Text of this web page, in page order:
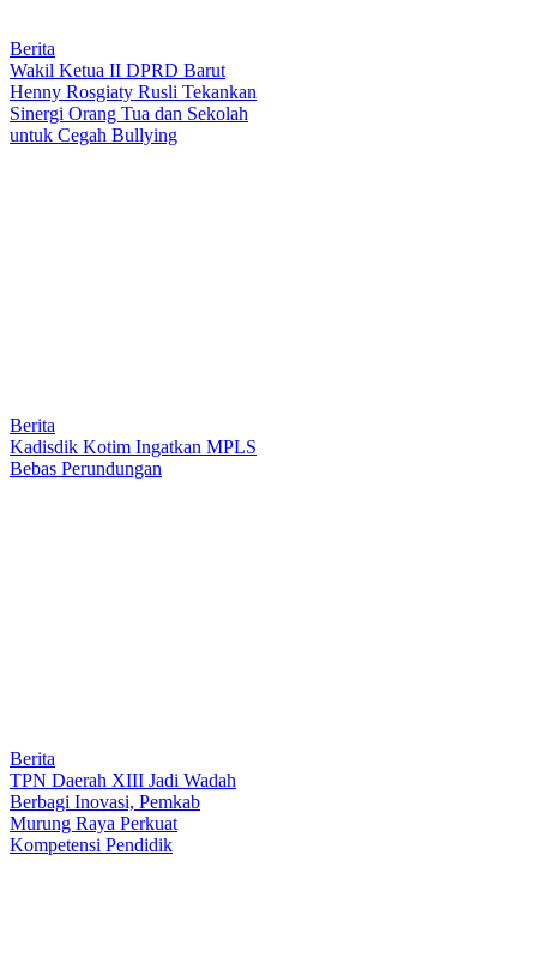
Berita
Wakil Ketua II DPRD Barut
Henny Rosgiaty Rusli Tekankan
Sinergi Orang Tua dan Sekolah
untuk Cegah Bullying
Berita
Kadisdik Kotim Ingatkan MPLS
Bebas Perundungan
Berita
TPN Daerah XIII Jadi Wadah
Berbagi Inovasi, Pemkab
Murung Raya Perkuat
Kompetensi Pendidik